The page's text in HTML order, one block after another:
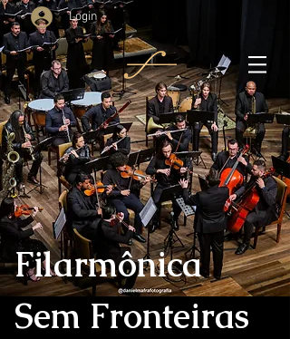
Login
Filarmônica
Sem Fronteiras